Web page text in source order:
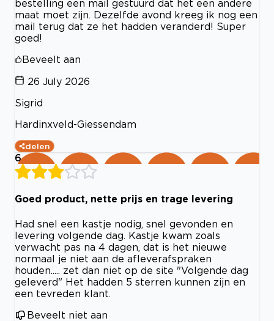
bestelling een mail gestuurd dat het een andere
maat moet zijn. Dezelfde avond kreeg ik nog een
mail terug dat ze het hadden veranderd! Super
goed!
Beveelt aan
26 July 2026
Sigrid
Hardinxveld-Giessendam
delen
6
Goed product, nette prijs en trage levering
Had snel een kastje nodig, snel gevonden en
levering volgende dag. Kastje kwam zoals
verwacht pas na 4 dagen, dat is het nieuwe
normaal je niet aan de afleverafspraken
houden..... zet dan niet op de site "Volgende dag
geleverd" Het hadden 5 sterren kunnen zijn en
een tevreden klant.
Beveelt niet aan